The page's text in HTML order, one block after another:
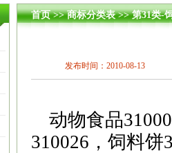
首页>>商标分类表>>第31类-
发布时间：2010-08-13
动物食品
310026，饲料饼